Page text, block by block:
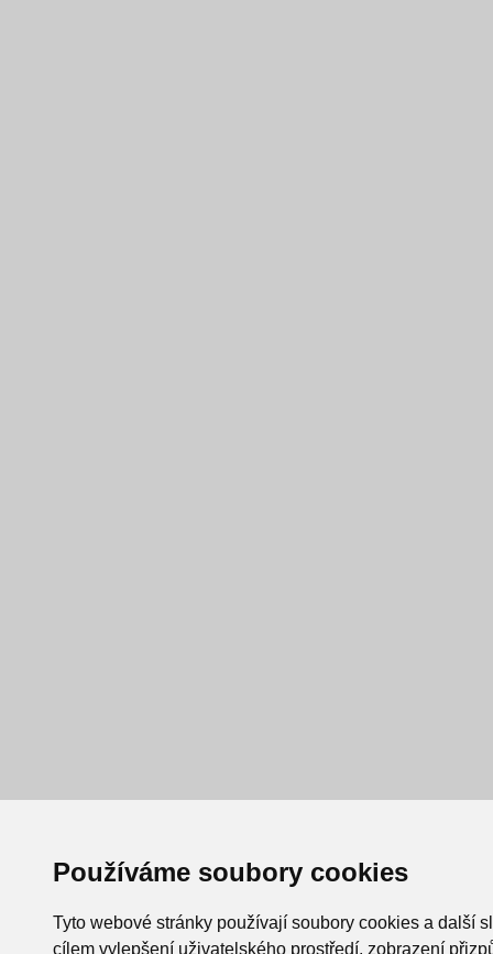
Používáme soubory cookies
Tyto webové stránky používají soubory cookies a další
cílem vylepšení uživatelského prostředí, zobrazení